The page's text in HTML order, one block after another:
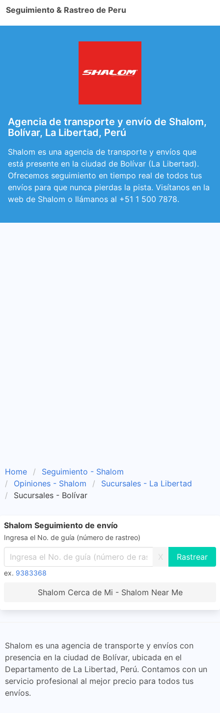
Seguimiento & Rastreo de Peru
Agencia de transporte y envío de Shalom,
Bolívar, La Libertad, Perú
Shalom es una agencia de transporte y envíos que
está presente en la ciudad de Bolívar (La Libertad).
Ofrecemos seguimiento en tiempo real de todos tus
envíos para que nunca pierdas la pista. Visítanos en la
web de Shalom o llámanos al +51 1 500 7878.
Home
Seguimiento - Shalom
Opiniones - Shalom
Sucursales - La Libertad
Sucursales - Bolívar
Shalom Seguimiento de envío
Ingresa el No. de guía (número de rastreo)
X
ex. 9383368
Shalom Cerca de Mi - Shalom Near Me
Shalom es una agencia de transporte y envíos con
presencia en la ciudad de Bolívar, ubicada en el
Departamento de La Libertad, Perú. Contamos con un
servicio profesional al mejor precio para todos tus
envíos.